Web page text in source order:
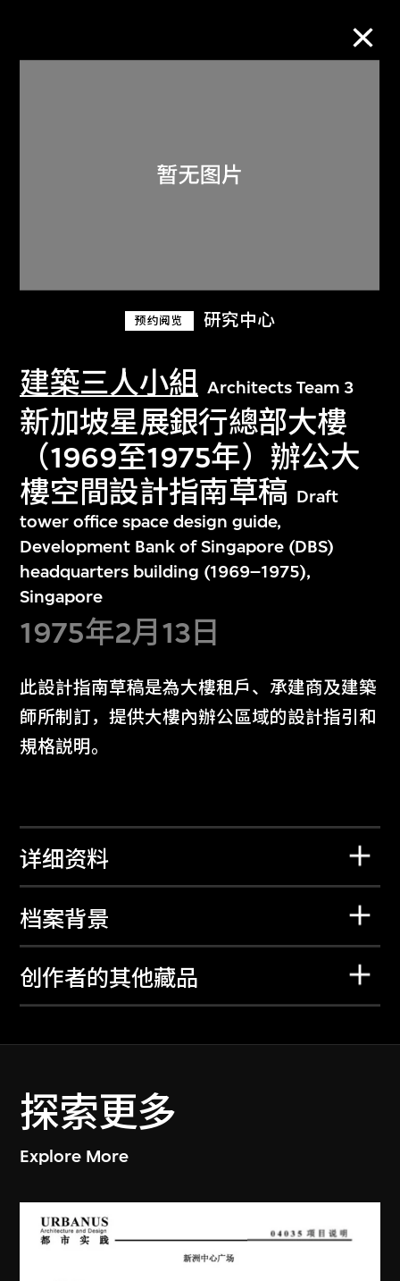
预约阅览 研究中心
建築三人小組 Architects Team 3
新加坡星展銀行總部大樓
（1969至1975年）辦公大
樓空間設計指南草稿 Draft
tower office space design guide,
Development Bank of Singapore (DBS)
headquarters building (1969–1975),
Singapore
1975年2月13日
此設計指南草稿是為大樓租戶、承建商及建築
師所制訂，提供大樓內辦公區域的設計指引和
規格説明。
详细资料
档案背景
创作者的其他藏品
探索更多
Explore More
关于M+藏品
探索世界顶级的二十及二十一世纪视觉
文化藏品。